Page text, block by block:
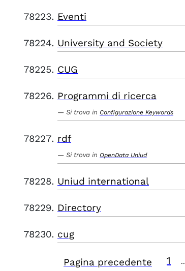
Eventi
University and Society
CUG
Programmi di ricerca
Si trova in Configurazione Keywords
rdf
Si trova in OpenData Uniud
Uniud international
Directory
cug
Pagina precedente 1